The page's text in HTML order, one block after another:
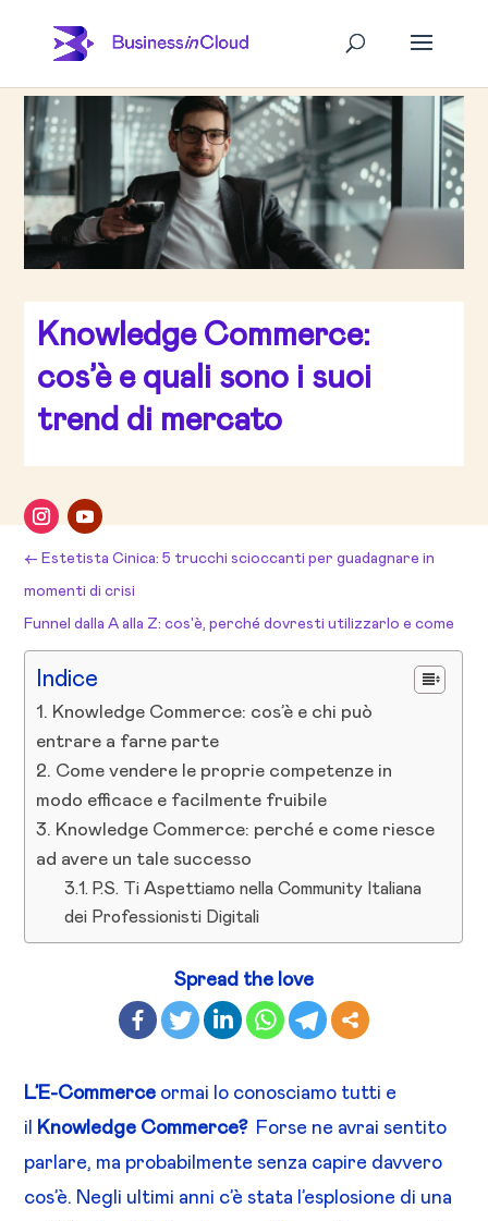
Knowledge Commerce:
cos’è e quali sono i suoi
trend di mercato
← Estetista Cinica: 5 trucchi scioccanti per guadagnare in
momenti di crisi
Funnel dalla A alla Z: cos'è, perché dovresti utilizzarlo e come
crearne uno→
Indice
Knowledge Commerce: cos’è e chi può
entrare a farne parte
Come vendere le proprie competenze in
modo efficace e facilmente fruibile
Knowledge Commerce: perché e come riesce
ad avere un tale successo
P.S. Ti Aspettiamo nella Community Italiana
dei Professionisti Digitali
Spread the love
L’E-Commerce ormai lo conosciamo tutti e
il
Knowledge Commerce?Forse ne avrai sentito
parlare, ma probabilmente senza capire davvero
cos’è. Negli ultimi anni c’è stata l’esplosione di una